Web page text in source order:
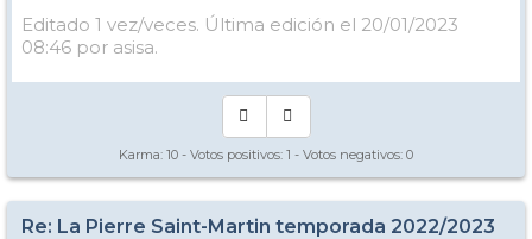
Editado 1 vez/veces. Última edición el 20/01/2023
08:46 por asisa.
Karma: 10 - Votos positivos: 1 - Votos negativos: 0
Re: La Pierre Saint-Martin temporada 2022/2023